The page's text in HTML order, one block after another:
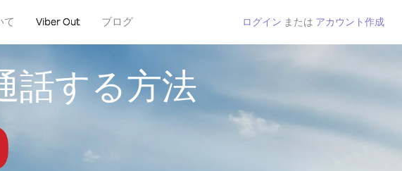
て Viber Out ブログ ログイン または アカウント作成
話する方法